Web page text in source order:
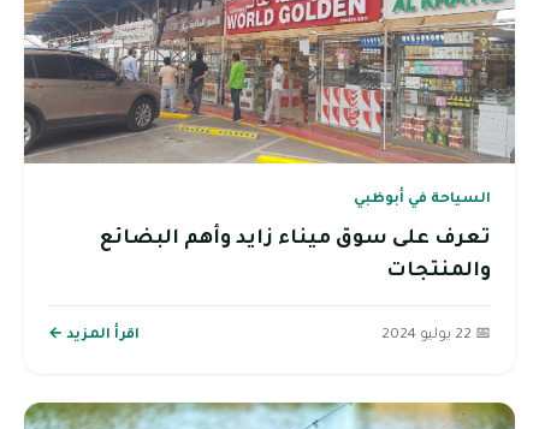
السياحة في أبوظبي
تعرف على سوق ميناء زايد وأهم البضائع
والمنتجات
📅 22 يوليو 2024 اقرأ المزيد ←